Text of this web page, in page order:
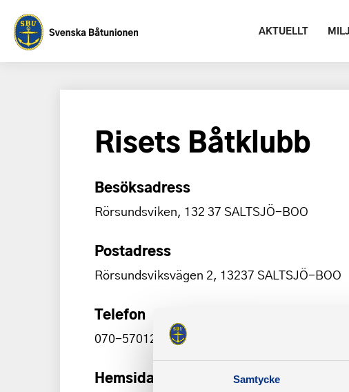
Samtycke
AKTUELLT
Risets Båtklubb
Besöksadress
Rörsundsviken, 132 37 SALTSJÖ-BOO
Postadress
Rörsundsviksvägen 2, 13237 SALTSJÖ-BOO
Telefon
070-5701246
Hemsida